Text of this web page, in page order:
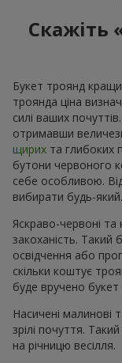
Скажіть
Букет троянд
троянда ціна
силі ваших
отримавши
щирих та глибоких
бутони червоного
себе особливою.
вибирати будь-який.
Яскраво-червоні та
закоханість. Такий
освідчення або
скільки коштує
буде вручено
Насичені малинові
зрілі почуття.
на річницю весілля.